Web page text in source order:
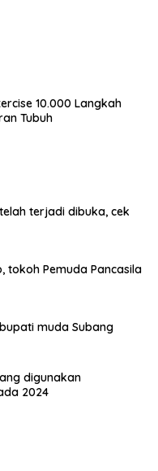
10.000 Langkah
Tubuh
terjadi dibuka, cek
tokoh Pemuda Pancasila
muda Subang
digunakan
2024